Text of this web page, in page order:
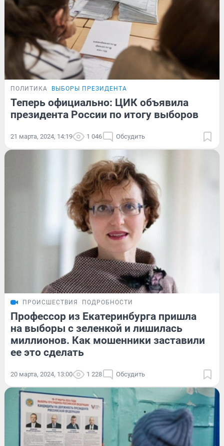
ПОЛИТИКА ВЫБОРЫ ПРЕЗИДЕНТА
Теперь официально: ЦИК объявила
президента России по итогу выборов
21 марта, 2024, 14:19 1 046 Обсудить
ПРОИСШЕСТВИЯ ПОДРОБНОСТИ
Профессор из Екатеринбурга пришла
на выборы с зеленкой и лишилась
миллионов. Как мошенники заставили
ее это сделать
20 марта, 2024, 13:00 1 228 Обсудить